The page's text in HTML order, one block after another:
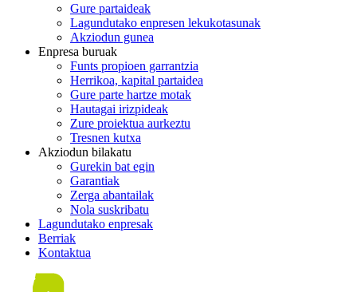
Gure partaideak
Lagundutako enpresen lekukotasunak
Akziodun gunea
Enpresa buruak
Funts propioen garrantzia
Herrikoa, kapital partaidea
Gure parte hartze motak
Hautagai irizpideak
Zure proiektua aurkeztu
Tresnen kutxa
Akziodun bilakatu
Gurekin bat egin
Garantiak
Zerga abantailak
Nola suskribatu
Lagundutako enpresak
Berriak
Kontaktua